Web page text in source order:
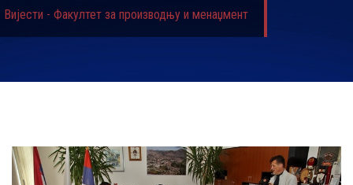
Вијести - Факултет за производњу и менаџмент